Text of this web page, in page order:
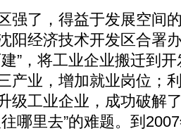
了，得益于发展空间
阳经济技术开发区合署
”，将工业企业搬迁到
产业，增加就业岗位；
级工业企业，成功破解
哪里去”的难题。到